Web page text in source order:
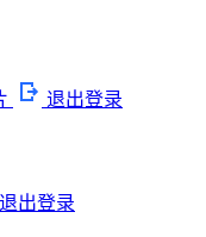
退出登录
退出登录